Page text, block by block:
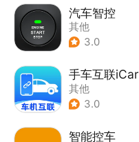
汽车智控
其他
3.0
手车互联iCar
其他
3.0
智能控车